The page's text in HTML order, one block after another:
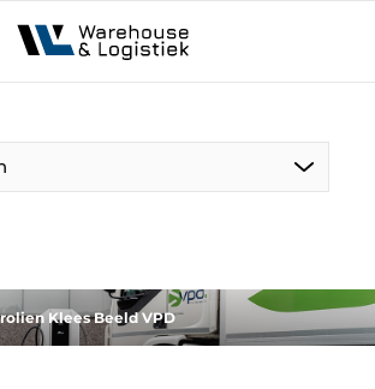
NL EN
Klees Beeld VPD